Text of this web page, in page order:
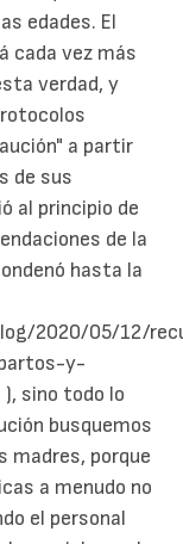
edades. El
cada vez más
verdad, y
a partir
de sus
al principio de
de la
hasta la
2020/05/12/
y-
sino todo lo
busquemos
madres, porque
a menudo no
el personal